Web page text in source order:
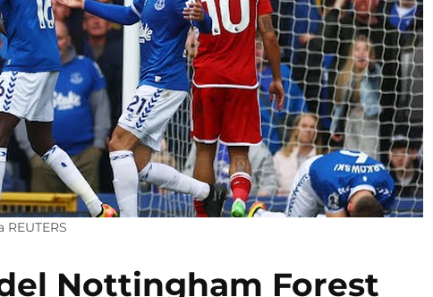
Nottingham Forest